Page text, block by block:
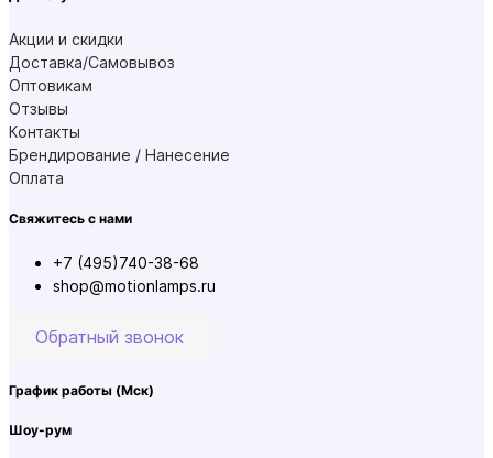
Акции и скидки
Доставка/Самовывоз
Оптовикам
Отзывы
Контакты
Брендирование / Нанесение
Оплата
Свяжитесь с нами
+7 (495)740-38-68
shop@motionlamps.ru
Обратный звонок
График работы (Мск)
Шоу-рум